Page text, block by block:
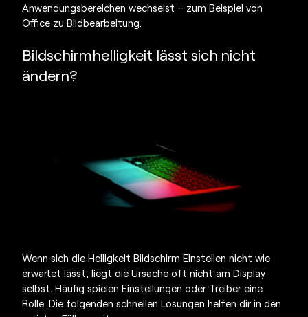
Anwendungsbereichen wechselst – zum Beispiel von
Office zu Bildbearbeitung.
Bildschirmhelligkeit lässt sich nicht
ändern?
Wenn sich dieHelligkeit Bildschirm Einstellen nicht wie
erwartet lässt, liegt die Ursache oft nicht am Display
selbst. Häufig spielen Einstellungen oder Treiber eine
Rolle. Die folgenden schnellen Lösungen helfen dir in den